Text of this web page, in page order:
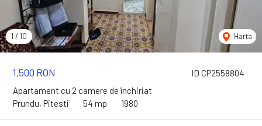
ID CP2558804
1,500 RON
Apartament cu 2 camere de închiriat
Prundu, Pitesti
54 mp 1980
1 / 10 Harta